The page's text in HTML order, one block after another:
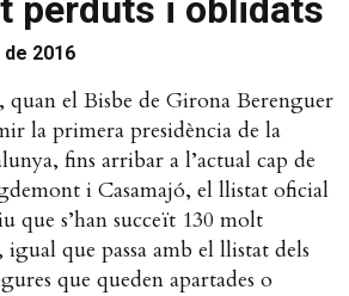
perduts i oblidats
2016
quan el Bisbe de Girona Berenguer
la primera presidència de la
fins arribar a l’actual cap de
i Casamajó, el llistat oficial
que s’han succeït 130 molt
que passa amb el llistat dels
que queden apartades o